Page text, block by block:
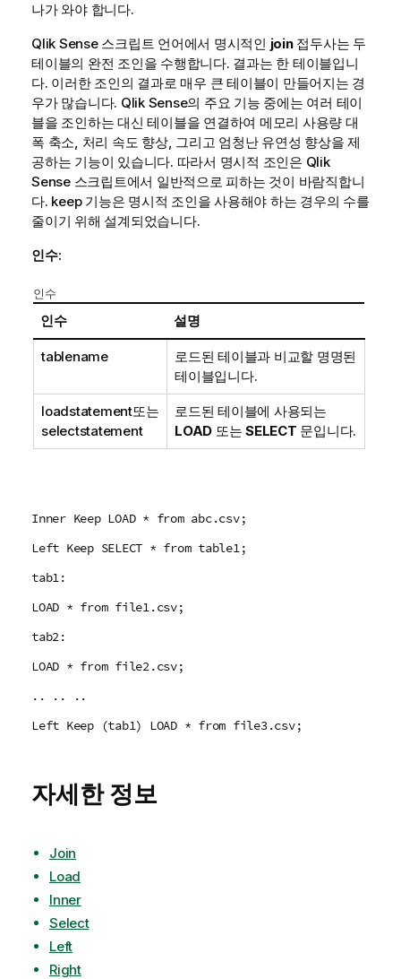
나가 와야 합니다.
Qlik Sense스크립트 언어에서 명시적인 join접두사는 두
테이블의 완전 조인을 수행합니다. 결과는 한 테이블입니
다. 이러한 조인의 결과로 매우 큰 테이블이 만들어지는 경
우가 많습니다. Qlik Sense의 주요 기능 중에는 여러 테이
블을 조인하는 대신 테이블을 연결하여 메모리 사용량 대
폭 축소, 처리 속도 향상, 그리고 엄청난 유연성 향상을 제
공하는 기능이 있습니다. 따라서 명시적 조인은 Qlik
Sense스크립트에서 일반적으로 피하는 것이 바람직합니
다. keep 기능은 명시적 조인을 사용해야 하는 경우의 수를
줄이기 위해 설계되었습니다.
인수:
인수
인수 설명
tablename
로드된 테이블과 비교할 명명된
테이블입니다.
loadstatement또는
selectstatement
로드된 테이블에 사용되는
LOAD 또는 SELECT 문입니다.
Inner Keep LOAD * from abc.csv;
Left Keep SELECT * from table1;
tab1:
LOAD * from file1.csv;
tab2:
LOAD * from file2.csv;
.. .. ..
Left Keep (tab1) LOAD * from file3.csv;
자세한 정보
Join
Load
Inner
Select
Left
Right